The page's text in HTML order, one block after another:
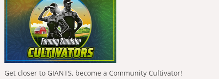
Get closer to GIANTS, become a Community Cultivator!